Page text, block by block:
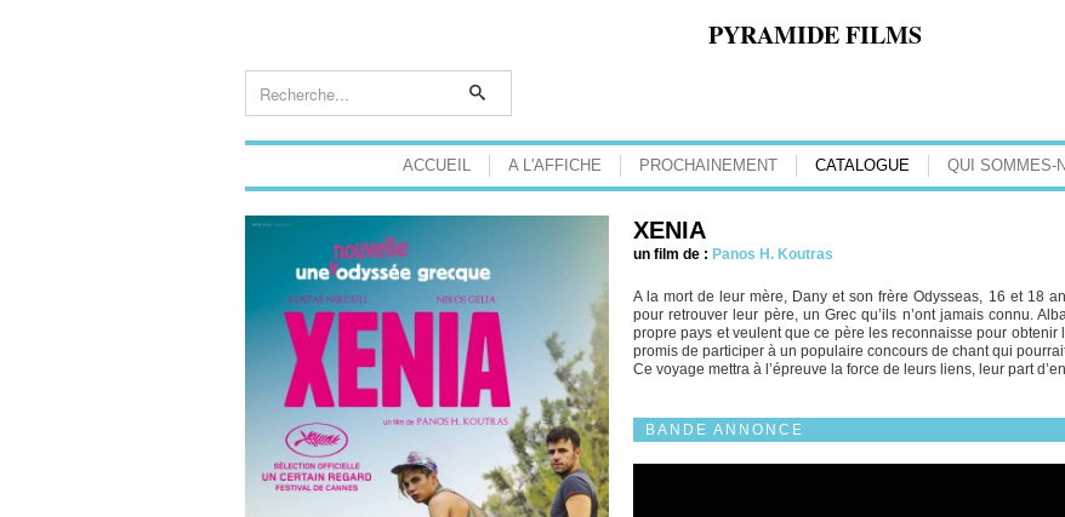
PYRAMIDE FILMS
ACCUEIL A L'AFFICHE PROCHAINEMENT CATALOGUE QUI SOMMES-
XENIA
un film de : Panos H. Koutras
A la mort de leur mère, Dany et son frère Odysseas, 16 et 18
pour retrouver leur père, un Grec qu’ils n’ont jamais connu.
propre pays et veulent que ce père les reconnaisse pour
promis de participer à un populaire concours de chant qui
Ce voyage mettra à l’épreuve la force de leurs liens, leur part
BANDE ANNONCE